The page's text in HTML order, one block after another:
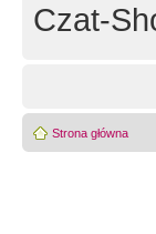
Czat-
Strona główna